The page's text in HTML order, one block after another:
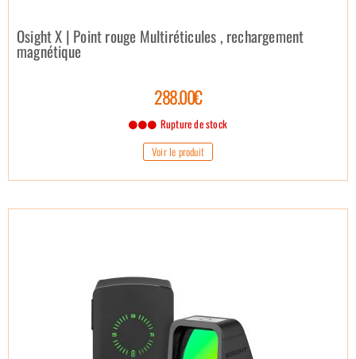
Osight X | Point rouge Multiréticules , rechargement
magnétique
288.00€
Rupture de stock
Voir le produit